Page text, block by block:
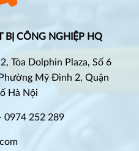
BỊ CÔNG NGHIỆP HQ
Tòa Dolphin Plaza, Số 6
Mỹ Đình 2, Quận
Hà Nội
0974 252 289